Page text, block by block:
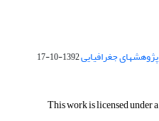
1392-10-17
This work is licensed under a